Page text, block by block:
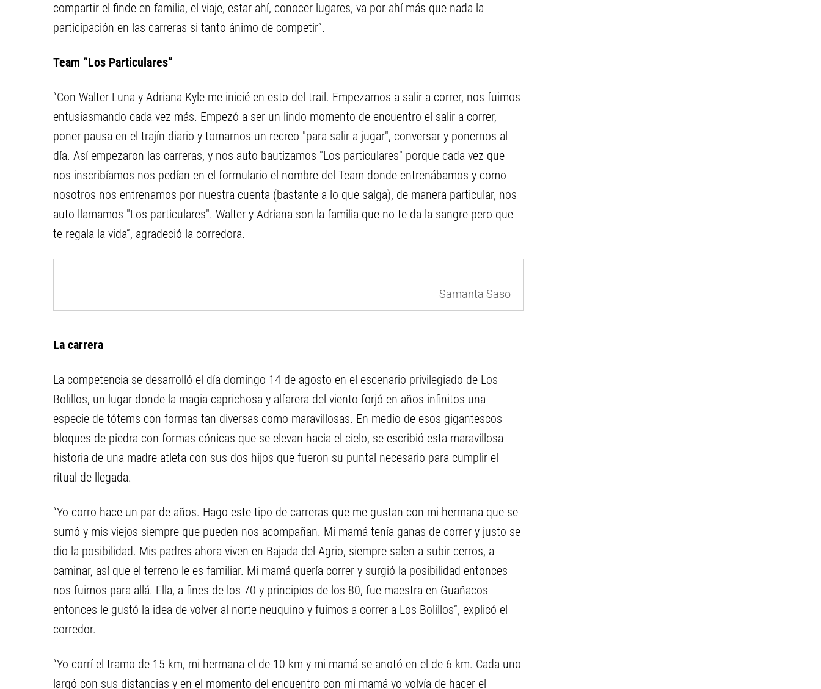
compartir el finde en familia, el viaje, estar ahí, conocer lugares, va por ahí más que nada la
participación en las carreras si tanto ánimo de competir”.
Team “Los Particulares”
“Con Walter Luna y Adriana Kyle me inicié en esto del trail. Empezamos a salir a correr, nos fuimos
entusiasmando cada vez más. Empezó a ser un lindo momento de encuentro el salir a correr,
poner pausa en el trajín diario y tomarnos un recreo "para salir a jugar", conversar y ponernos al
día. Así empezaron las carreras, y nos auto bautizamos "Los particulares" porque cada vez que
nos inscribíamos nos pedían en el formulario el nombre del Team donde entrenábamos y como
nosotros nos entrenamos por nuestra cuenta (bastante a lo que salga), de manera particular, nos
auto llamamos "Los particulares". Walter y Adriana son la familia que no te da la sangre pero que
te regala la vida”, agradeció la corredora.
Samanta Saso
La carrera
La competencia se desarrolló el día domingo 14 de agosto en el escenario privilegiado de Los
Bolillos, un lugar donde la magia caprichosa y alfarera del viento forjó en años infinitos una
especie de tótems con formas tan diversas como maravillosas. En medio de esos gigantescos
bloques de piedra con formas cónicas que se elevan hacia el cielo, se escribió esta maravillosa
historia de una madre atleta con sus dos hijos que fueron su puntal necesario para cumplir el
ritual de llegada.
“Yo corro hace un par de años. Hago este tipo de carreras que me gustan con mi hermana que se
sumó y mis viejos siempre que pueden nos acompañan. Mi mamá tenía ganas de correr y justo se
dio la posibilidad. Mis padres ahora viven en Bajada del Agrio, siempre salen a subir cerros, a
caminar, así que el terreno le es familiar. Mi mamá quería correr y surgió la posibilidad entonces
nos fuimos para allá. Ella, a fines de los 70 y principios de los 80, fue maestra en Guañacos
entonces le gustó la idea de volver al norte neuquino y fuimos a correr a Los Bolillos”, explicó el
corredor.
“Yo corrí el tramo de 15 km, mi hermana el de 10 km y mi mamá se anotó en el de 6 km. Cada uno
largó con sus distancias y en el momento del encuentro con mi mamá yo volvía de hacer el